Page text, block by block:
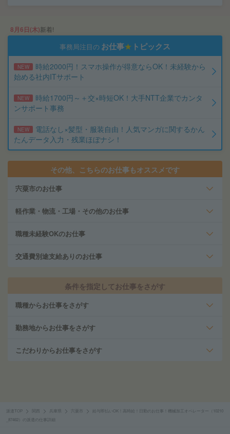
8月6日(木)新着!
事務局注目の お仕事★ トピックス
NEW
時給2000円！スマホ操作が得意ならOK！未経験から
始める社内ITサポート
NEW
時給1700円～＋交×時短OK！大手NTT企業でカンタ
ンサポート事務
NEW
電話なし×髪型・服装自由！人気マンガに関するかん
たんデータ入力・残業ほぼナシ！
その他、こちらのお仕事もオススメです
宍粟市のお仕事
軽作業・物流・工場・その他のお仕事
職種未経験OKのお仕事
交通費別途支給ありのお仕事
条件を指定してお仕事をさがす
職種からお仕事をさがす
勤務地からお仕事をさがす
こだわりからお仕事をさがす
派遣TOP 兵庫県
給与即払いOK！高時給！日勤のお仕事！機械加工オペレーター（10210
_87462）の派遣の仕事詳細